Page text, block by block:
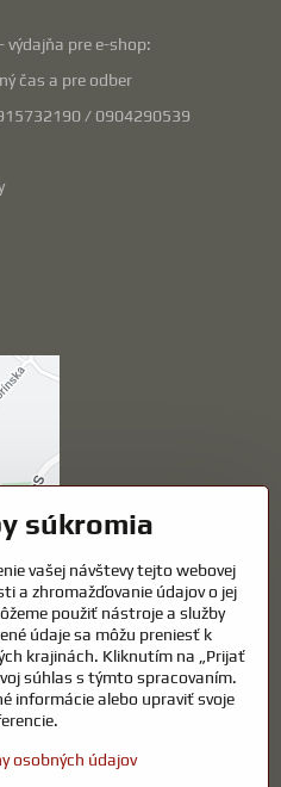
- výdajňa pre e-shop:
čas a pre odber
/ 0904290539
súkromia
vašej návštevy tejto webovej
a zhromažďovanie údajov o jej
použiť nástroje a služby
údaje sa môžu preniesť k
krajinách. Kliknutím na „Prijať
súhlas s týmto spracovaním.
informácie alebo upraviť svoje
osobných údajov